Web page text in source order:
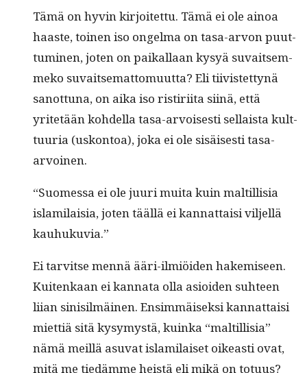
Tämä on hyvin kir­joitet­tu. Tämä ei ole ain­oa
haaste, toinen iso ongel­ma on tasa-arvon puut­
tumi­nen, joten on paikallaan kysyä suvait­sem­
meko suvait­se­mat­to­muut­ta? Eli tiivis­tet­tynä
san­ot­tuna, on aika iso ris­tiri­ita siinä, että
yritetään kohdel­la tasa-arvois­es­ti sel­l­aista kult­
tuuria (uskon­toa), joka ei ole sisäis­es­ti tasa-
arvoinen.
“Suomes­sa ei ole juuri mui­ta kuin maltil­lisia
islami­laisia, joten tääl­lä ei kan­nat­taisi vil­jel­lä
kauhukuvia.”
Ei tarvitse men­nä ääri-ilmiöi­den hakemiseen.
Kuitenkaan ei kan­na­ta olla asioiden suh­teen
liian sin­isilmäi­nen. Ensim­mäisek­si kan­nat­taisi
miet­tiä sitä kysymys­tä, kuin­ka “maltil­lisia”
nämä meil­lä asu­vat islami­laiset oikeasti ovat,
mitä me tiedämme heistä eli mikä on totuus?